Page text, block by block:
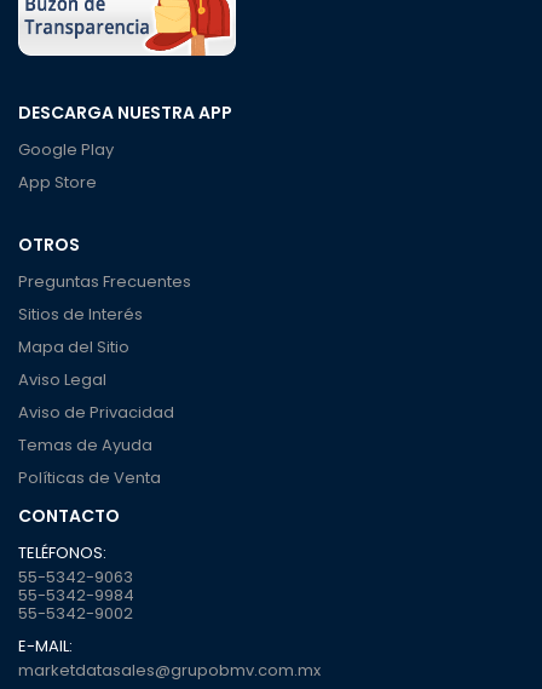
DESCARGA NUESTRA APP
Google Play
App Store
OTROS
Preguntas Frecuentes
Sitios de Interés
Mapa del Sitio
Aviso Legal
Aviso de Privacidad
Temas de Ayuda
Políticas de Venta
CONTACTO
TELÉFONOS:
55-5342-9063
55-5342-9984
55-5342-9002
E-MAIL:
marketdatasales@grupobmv.com.mx